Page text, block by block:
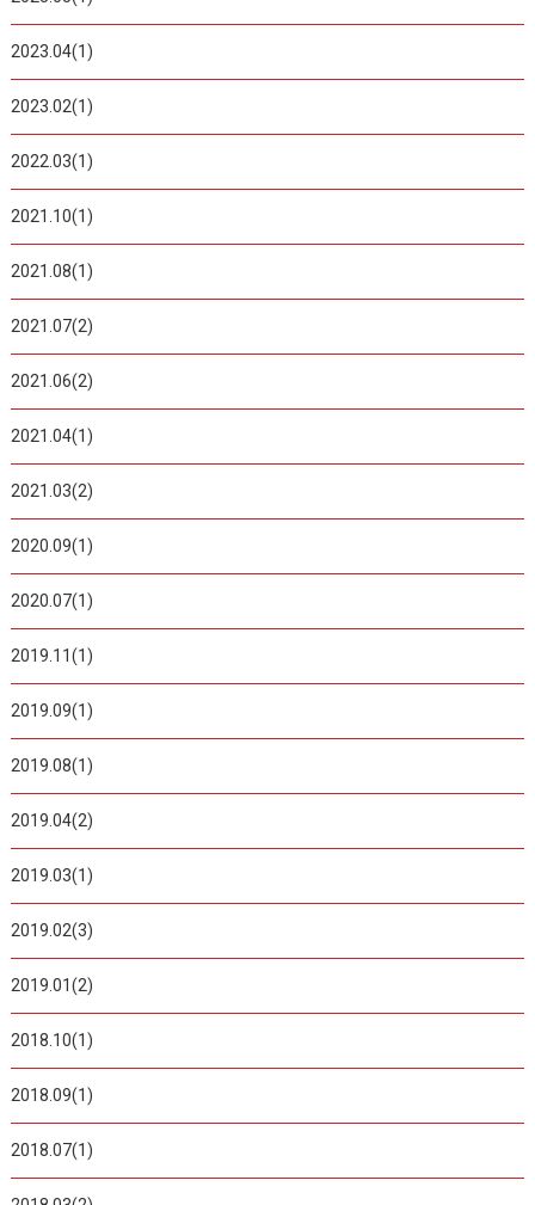
2023.04(1)
2023.02(1)
2022.03(1)
2021.10(1)
2021.08(1)
2021.07(2)
2021.06(2)
2021.04(1)
2021.03(2)
2020.09(1)
2020.07(1)
2019.11(1)
2019.09(1)
2019.08(1)
2019.04(2)
2019.03(1)
2019.02(3)
2019.01(2)
2018.10(1)
2018.09(1)
2018.07(1)